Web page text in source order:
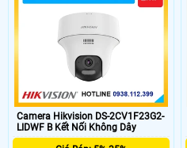
Camera Hikvision DS-2CV1F23G2-
LIDWF B Kết Nối Không Dây